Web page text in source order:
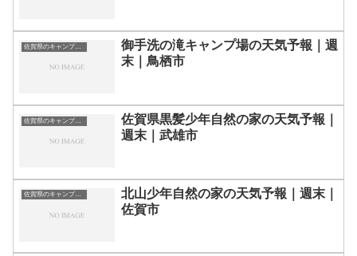
佐賀県のキャンプ場一覧
御手洗の滝キャンプ場の天気予報｜週
末｜鳥栖市
佐賀県のキャンプ場一覧
佐賀県黒髪少年自然の家の天気予報｜
週末｜武雄市
佐賀県のキャンプ場一覧
北山少年自然の家の天気予報｜週末｜
佐賀市